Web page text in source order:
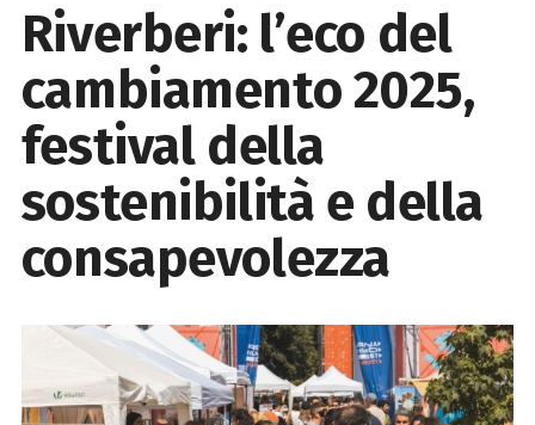
Riverberi: l’eco del
cambiamento 2025,
festival della
sostenibilità e della
consapevolezza